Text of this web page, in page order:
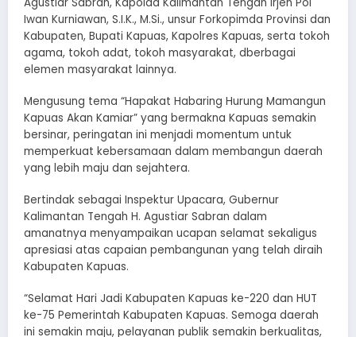
Iwan Kurniawan, S.I.K., M.Si., unsur Forkopimda Provinsi dan
Kabupaten, Bupati Kapuas, Kapolres Kapuas, serta tokoh
agama, tokoh adat, tokoh masyarakat, dberbagai
elemen masyarakat lainnya.
Mengusung tema “Hapakat Habaring Hurung Mamangun
Kapuas Akan Kamiar” yang bermakna Kapuas semakin
bersinar, peringatan ini menjadi momentum untuk
memperkuat kebersamaan dalam membangun daerah
yang lebih maju dan sejahtera.
Bertindak sebagai Inspektur Upacara, Gubernur
Kalimantan Tengah H. Agustiar Sabran dalam
amanatnya menyampaikan ucapan selamat sekaligus
apresiasi atas capaian pembangunan yang telah diraih
Kabupaten Kapuas.
“Selamat Hari Jadi Kabupaten Kapuas ke-220 dan HUT
ke-75 Pemerintah Kabupaten Kapuas. Semoga daerah
ini semakin maju, pelayanan publik semakin berkualitas,